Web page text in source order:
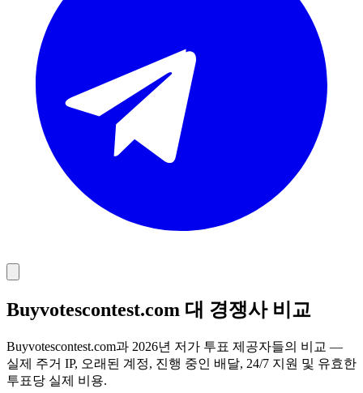
Buyvotescontest.com 대 경쟁사 비교
Buyvotescontest.com과 2026년 저가 투표 제공자들의 비교 —
실제 주거 IP, 오래된 계정, 진행 중인 배달, 24/7 지원 및 유효한
투표당 실제 비용.